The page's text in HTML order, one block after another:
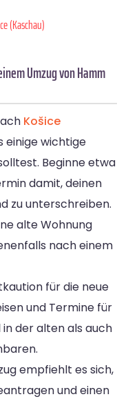
(Kaschau)
Umzug von Hamm
Košice
einige wichtige
Beginne etwa
damit, deinen
zu unterschreiben.
alte Wohnung
nach einem
für die neue
und Termine für
der alten als auch
empfiehlt es sich,
und einen